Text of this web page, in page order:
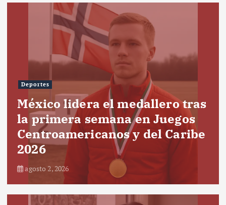
Deportes
México lidera el medallero tras
la primera semana en Juegos
Centroamericanos y del Caribe
2026
agosto 2, 2026